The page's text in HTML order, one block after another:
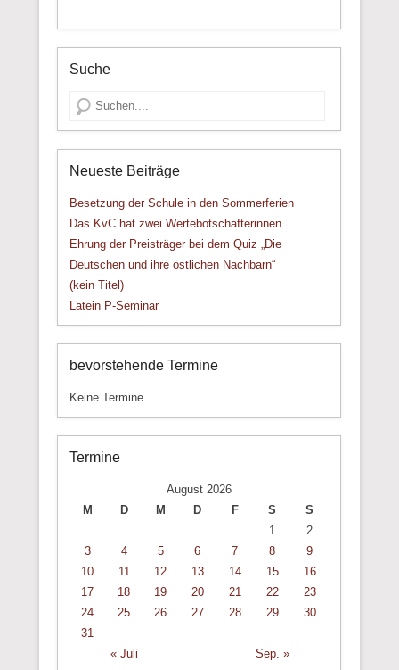
Suche
Suche
Neueste Beiträge
Besetzung der Schule in den Sommerferien
Das KvC hat zwei Wertebotschafterinnen
Ehrung der Preisträger bei dem Quiz „Die
Deutschen und ihre östlichen Nachbarn“
(kein Titel)
Latein P-Seminar
bevorstehende Termine
Keine Termine
Termine
August 2026
M
D M D F S
S
1
2
3
4 5 6 7 8
9
10
11 12 13 14 15
16
17
18 19 20 21 22
23
24
25 26 27 28 29
30
31
« Juli
Sep. »